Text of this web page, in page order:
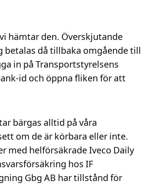
hämtar den. Överskjutande
då tillbaka omgående till
in på Transportstyrelsens
id och öppna fliken för att
bärgas alltid på våra
om de är körbara eller inte.
med helförsäkrade Iveco Daily
hos IF
Gbg AB har tillstånd för